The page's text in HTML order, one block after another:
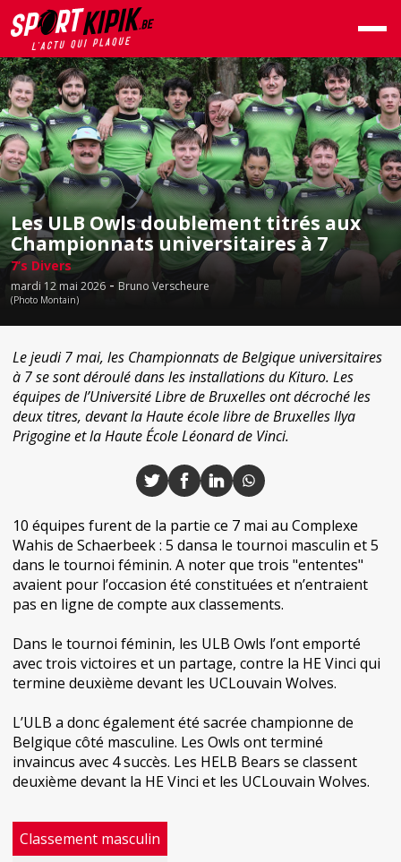
Les ULB Owls doublement titrés aux
Championnats universitaires à 7
7’s Divers
mardi 12 mai 2026 - Bruno Verscheure
(Photo Montain)
Le jeudi 7 mai, les Championnats de Belgique universitaires
à 7 se sont déroulé dans les installations du Kituro. Les
équipes de l’Université Libre de Bruxelles ont décroché les
deux titres, devant la Haute école libre de Bruxelles Ilya
Prigogine et la Haute École Léonard de Vinci.
10 équipes furent de la partie ce 7 mai au Complexe
Wahis de Schaerbeek : 5 dansa le tournoi masculin et 5
dans le tournoi féminin. A noter que trois "ententes"
avaient pour l’occasion été constituées et n’entraient
pas en ligne de compte aux classements.
Dans le tournoi féminin, les ULB Owls l’ont emporté
avec trois victoires et un partage, contre la HE Vinci qui
termine deuxième devant les UCLouvain Wolves.
L’ULB a donc également été sacrée championne de
Belgique côté masculine. Les Owls ont terminé
invaincus avec 4 succès. Les HELB Bears se classent
deuxième devant la HE Vinci et les UCLouvain Wolves.
Classement masculin